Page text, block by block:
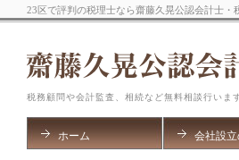
23区で評判の税理士なら齋藤久晃公認会計士・
税務顧問や会計監査、相続など無料相談行いま
ホーム 会社設